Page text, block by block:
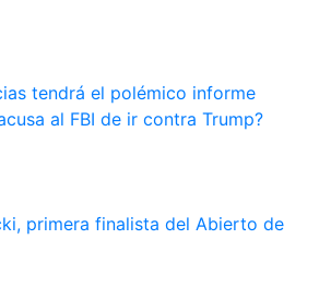
tendrá el polémico informe
al FBI de ir contra Trump?
primera finalista del Abierto de